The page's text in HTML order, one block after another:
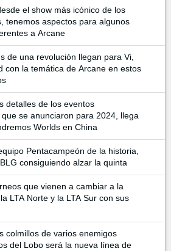
el show más icónico de los
tenemos aspectos para algunos
a Arcane
de una revolución llegan para Vi,
con la temática de Arcane en estos
detalles de los eventos
se anunciaron para 2024, llega
Worlds en China
Pentacampeón de la historia,
consiguiendo alzar la quinta
que vienen a cambiar a la
LTA Norte y la LTA Sur con sus
colmillos de varios enemigos
del Lobo será la nueva línea de